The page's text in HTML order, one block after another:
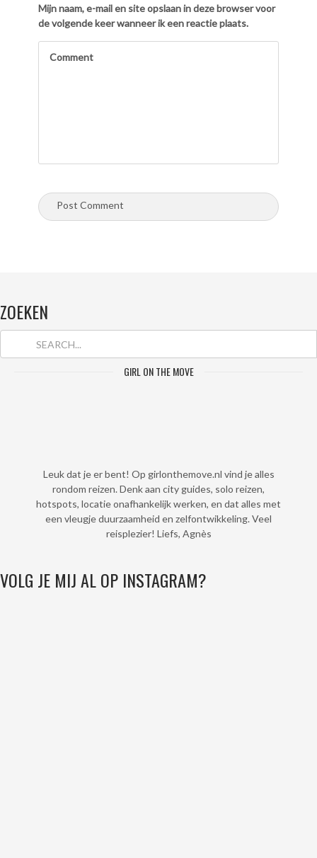
Mijn naam, e-mail en site opslaan in deze browser voor
de volgende keer wanneer ik een reactie plaats.
ZOEKEN
GIRL ON THE MOVE
Leuk dat je er bent! Op girlonthemove.nl vind je alles
rondom reizen. Denk aan city guides, solo reizen,
hotspots, locatie onafhankelijk werken, en dat alles met
een vleugje duurzaamheid en zelfontwikkeling. Veel
reisplezier! Liefs, Agnès
VOLG JE MIJ AL OP INSTAGRAM?